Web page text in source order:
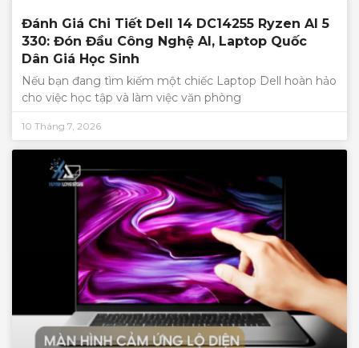
Đánh Giá Chi Tiết Dell 14 DC14255 Ryzen AI 5
330: Đón Đầu Công Nghệ AI, Laptop Quốc
Dân Giá Học Sinh
Nếu bạn đang tìm kiếm một chiếc Laptop Dell hoàn hảo
cho việc học tập và làm việc văn phòng
10 Tháng 7, 2026